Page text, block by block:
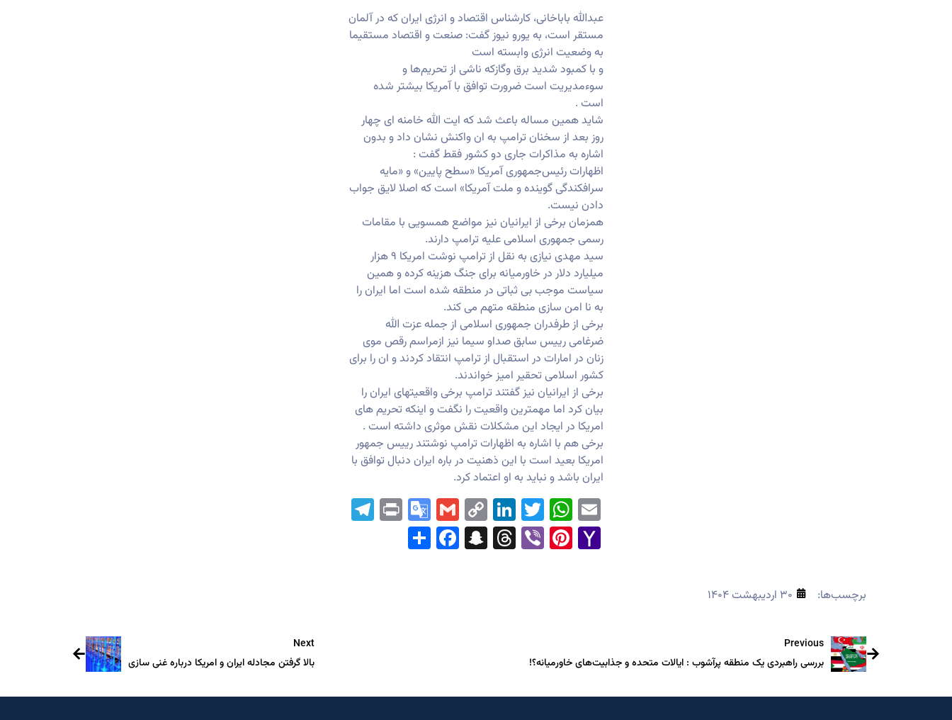
عبدالله باباخانی، کارشناس اقتصاد و انرژی ایران که در آلمان
مستقر است، به یورو نیوز گفت: صنعت و اقتصاد مستقیما
به وضعیت انرژی وابسته است
و با کمبود شدید برق وگازکه ناشی از تحریم‌ها و
سوءمدیریت است ضرورت توافق با آمریکا بیشتر شده
است .
شاید همین مساله باعث شد که ایت الله خامنه ای چهار
روز بعد از سخنان ترامپ به ان واکنش نشان داد و بدون
اشاره به مذاکرات جاری دو کشور فقط گفت :
اظهارات رئیس‌جمهوری آمریکا «سطح پایین» و «مایه
سرافکندگی گوینده و ملت آمریکا» است که اصلا لایق جواب
دادن نیست.
همزمان برخی از ایرانیان نیز مواضع همسویی با مقامات
رسمی جمهوری اسلامی علیه ترامپ دارند.
سید مهدی نیازی به نقل از ترامپ نوشت امریکا ۹ هزار
میلیارد دلار در خاورمیانه برای جنگ هزینه کرده و همین
سیاست موجب بی ثباتی در منطقه شده است اما ایران را
به نا امن سازی منطقه متهم می کند.
برخی از طرفدران جمهوری اسلامی از جمله عزت الله
ضرغامی رییس سابق صداو سیما نیز ازمراسم رقص موی
زنان در امارات در استقبال از ترامپ انتقاد کردند و ان را برای
کشور اسلامی تحقیر امیز خواندند.
برخی از ایرانیان نیز گفتند ترامپ برخی واقعیتهای ایران را
بیان کرد اما مهمترین واقعیت را نگفت و اینکه تحریم های
امریکا در ایجاد این مشکلات نقش موثری داشته است .
برخی هم با اشاره به اظهارات ترامپ نوشتند رییس جمهور
امریکا بعید است با این ذهنیت در باره ایران دنبال توافق با
ایران باشد و نباید به او اعتماد کرد.
Email
WhatsApp
Twitter
LinkedIn
Copy
Link
Gmail
Google
Translate
Print
Yahoo
Mail
Pinterest
Viber
Threads
Snapchat
Facebook
برچسب‌ها: ۳۰ اردیبهشت ۱۴۰۴
Previous
بررسی راهبردی یک منطقه پرآشوب : ایالات متحده و جذابیت‌های خاورمیانه؟!
Next
بالا گرفتن مجادله ایران و امریکا درباره غنی سازی